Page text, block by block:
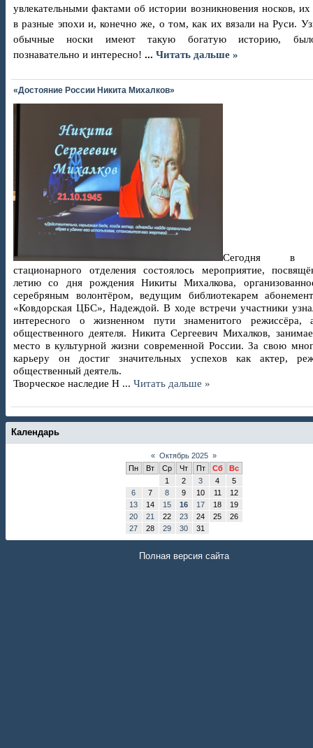
увлекательными фактами об истории возникновения носков, их
в разные эпохи и, конечно же, о том, как их вязали на Руси.
обычные носки имеют такую богатую историю,
познавательно и интересно! ... Читать дальше »
«Достояние России Никита Михалков»
Сегодня в
стационарного отделения состоялось мероприятие,
летию со дня рождения Никиты Михалкова,
серебряным волонтёром, ведущим библиотекарем
«Ковдорская ЦБС», Надеждой. В ходе встречи участники
интересного о жизненном пути знаменитого режиссёра,
общественного деятеля. Никита Сергеевич Михалков,
место в культурной жизни современной России. За свою
карьеру он достиг значительных успехов как актер,
общественный деятель.
Творческое наследие Н ... Читать дальше »
Календарь
« Октябрь 2025 »
Пн
Вт Ср Чт Пт Сб
Вс
1
2 3 4
5
6
7 8 9 10 11
12
13
14 15 16 17 18
19
20
21 22 23 24 25
26
27
28 29 30 31
Полная версия сайта